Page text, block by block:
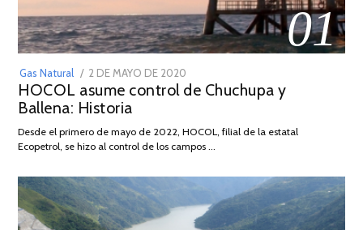
01
Gas Natural
POSTED
ON
2 DE MAYO DE 2020
DE
2026
HOCOL asume control de Chuchupa y
Ballena: Historia
Desde el primero de mayo de 2022, HOCOL, filial de la estatal
Ecopetrol, se hizo al control de los campos …